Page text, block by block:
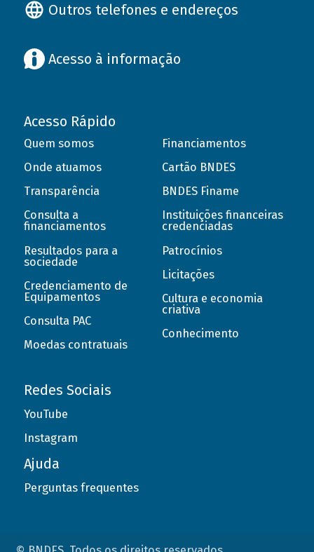
Outros telefones e endereços
Acesso à informação
Acesso Rápido
Quem somos
Onde atuamos
Transparência
Consulta a
financiamentos
Resultados para a
sociedade
Credenciamento de
Equipamentos
Consulta PAC
Moedas contratuais
Financiamentos
Cartão BNDES
BNDES Finame
Instituições financeiras
credenciadas
Patrocínios
Licitações
Cultura e economia
criativa
Conhecimento
Redes Sociais
YouTube
Instagram
Ajuda
Perguntas frequentes